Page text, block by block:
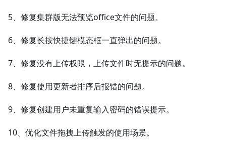
5、修复集群版无法预览office文件的问题。
6、修复长按快捷键模态框一直弹出的问题。
7、修复没有上传权限，上传文件时无提示的问题。
8、修复使用更新者排序后报错的问题。
9、修复创建用户未重复输入密码的错误提示。
10、优化文件拖拽上传触发的使用场景。